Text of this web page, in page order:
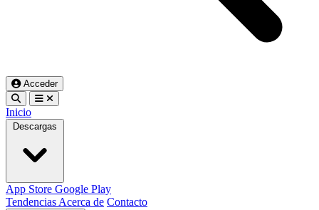
Acceder
Inicio
Descargas
App Store Google Play
Tendencias Acerca de Contacto